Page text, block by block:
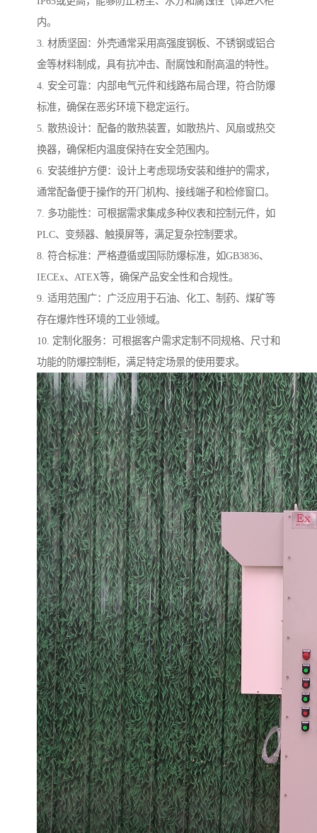
内。
3. 材质坚固：外壳通常采用高强度钢板、不锈钢或铝合
金等材料制成，具有抗冲击、耐腐蚀和耐高温的特性。
4. 安全可靠：内部电气元件和线路布局合理，符合防爆
标准，确保在恶劣环境下稳定运行。
5. 散热设计：配备的散热装置，如散热片、风扇或热交
换器，确保柜内温度保持在安全范围内。
6. 安装维护方便：设计上考虑现场安装和维护的需求，
通常配备便于操作的开门机构、接线端子和检修窗口。
7. 多功能性：可根据需求集成多种仪表和控制元件，如
PLC、变频器、触摸屏等，满足复杂控制要求。
8. 符合标准：严格遵循或国际防爆标准，如GB3836、
IECEx、ATEX等，确保产品安全性和合规性。
9. 适用范围广：广泛应用于石油、化工、制药、煤矿等
存在爆炸性环境的工业领域。
10. 定制化服务：可根据客户需求定制不同规格、尺寸和
功能的防爆控制柜，满足特定场景的使用要求。